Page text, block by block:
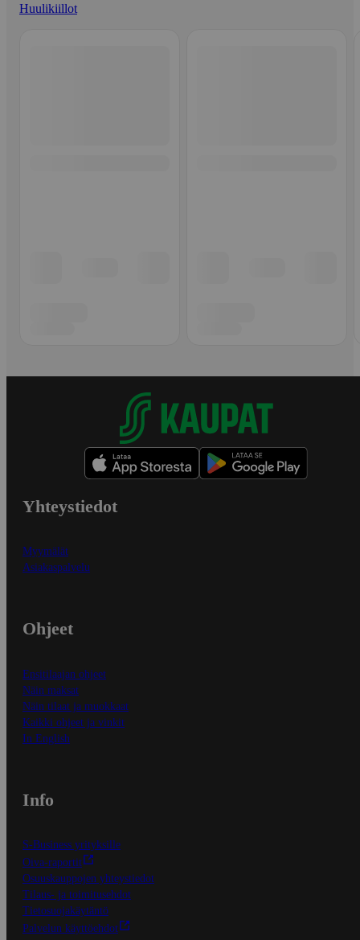
Huulikiillot
Yhteystiedot
Myymälät
Asiakaspalvelu
Ohjeet
Ensitilaajan ohjeet
Näin maksat
Näin tilaat ja muokkaat
Kaikki ohjeet ja vinkit
In English
Info
S-Business yrityksille
Oiva-raportit
Osuuskauppojen yhteystiedot
Tilaus- ja toimitusehdot
Tietosuojakäytäntö
Palvelun käyttöehdot